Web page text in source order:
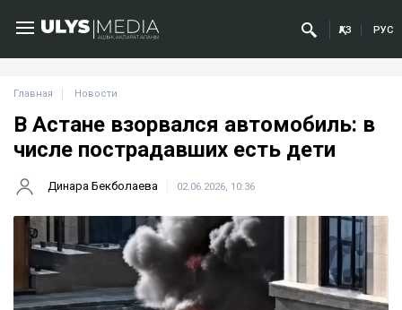
ҚАЗ РУС
Главная Новости
В Астане взорвался автомобиль: в
числе пострадавших есть дети
Динара Бекболаева 02.06.2026, 10:36